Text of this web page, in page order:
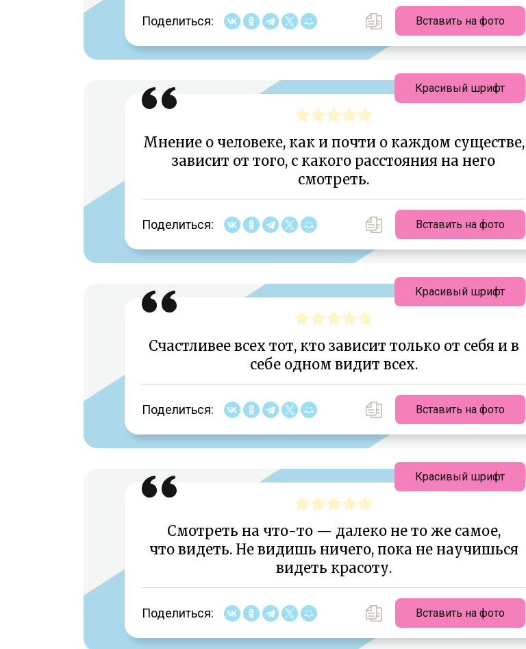
Поделиться: Вставить на фото
Мнение о человеке, как и почти о каждом существе,
зависит от того, с какого расстояния на него
смотреть.
Поделиться: Вставить на фото
Красивый шрифт
Счастливее всех тот, кто зависит только от себя и в
себе одном видит всех.
Поделиться: Вставить на фото
Красивый шрифт
Смотреть на что-то — далеко не то же самое,
что видеть. Не видишь ничего, пока не научишься
видеть красоту.
Поделиться: Вставить на фото
Красивый шрифт